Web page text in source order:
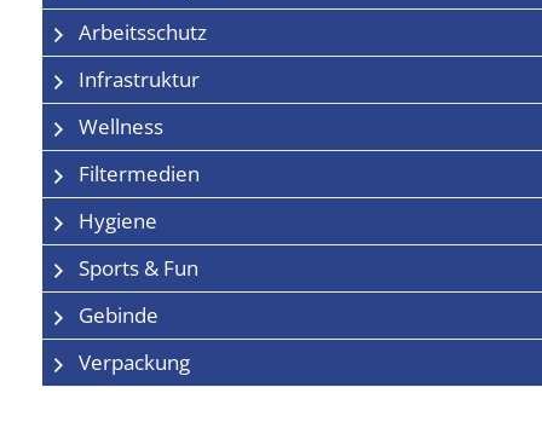
Arbeitsschutz
Infrastruktur
Wellness
Filtermedien
Hygiene
Sports & Fun
Gebinde
Verpackung